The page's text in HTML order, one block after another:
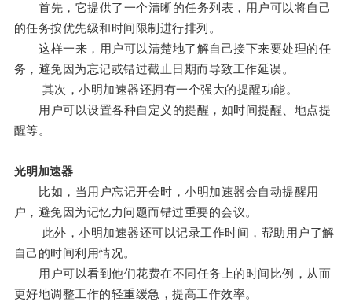
首先，它提供了一个清晰的任务列表，用户可以将自己
的任务按优先级和时间限制进行排列。
这样一来，用户可以清楚地了解自己接下来要处理的任
务，避免因为忘记或错过截止日期而导致工作延误。
其次，小明加速器还拥有一个强大的提醒功能。
用户可以设置各种自定义的提醒，如时间提醒、地点提
醒等。
光明加速器
比如，当用户忘记开会时，小明加速器会自动提醒用
户，避免因为记忆力问题而错过重要的会议。
此外，小明加速器还可以记录工作时间，帮助用户了解
自己的时间利用情况。
用户可以看到他们花费在不同任务上的时间比例，从而
更好地调整工作的轻重缓急，提高工作效率。